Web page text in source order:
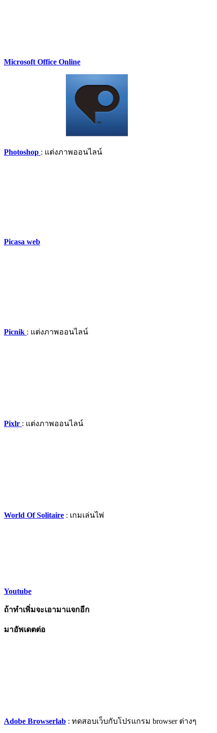
Microsoft Office Online
Photoshop : แต่งภาพออนไลน์
Picasa web
Picnik : แต่งภาพออนไลน์
Pixlr : แต่งภาพออนไลน์
World Of Solitaire : เกมเล่นไพ่
Youtube
ถ้าทำเพิ่มจะเอามาแจกอีก
มาอัพเดตต่อ
Adobe Browserlab : ทดสอบเว็บกับโปรแกรม browser ต่างๆ